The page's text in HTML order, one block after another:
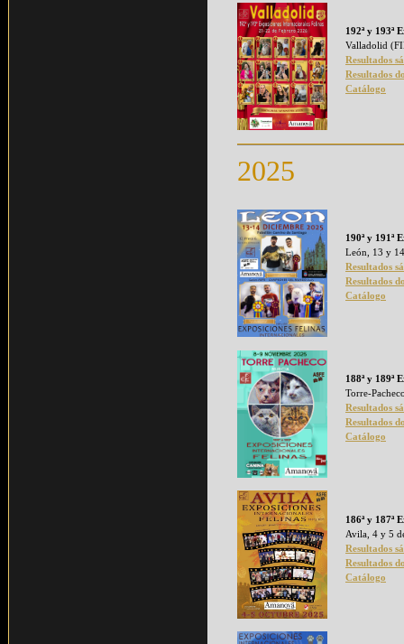
192ª y 193ª
Valladolid
Resultados
Resultados
Catálogo
2025
190ª y 191ª
León, 13 y
Resultados
Resultados
Catálogo
188ª y 189ª
Torre-
Resultados
Resultados
Catálogo
186ª y 187ª
Avila, 4 y 5
Resultados
Resultados
Catálogo